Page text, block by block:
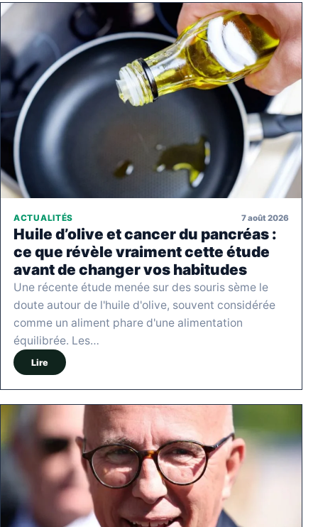
ACTUALITÉS 7 août 2026
Huile d’olive et cancer du pancréas :
ce que révèle vraiment cette étude
avant de changer vos habitudes
Une récente étude menée sur des souris sème le
doute autour de l'huile d'olive, souvent considérée
comme un aliment phare d'une alimentation
équilibrée. Les…
Lire